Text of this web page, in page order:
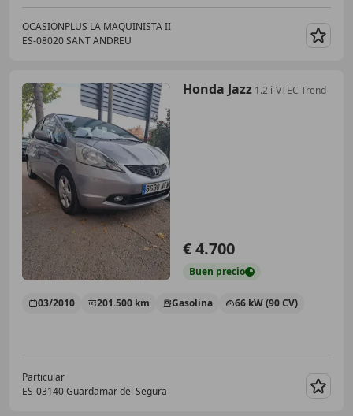
OCASIONPLUS LA MAQUINISTA II
ES-08020 SANT ANDREU
Honda Jazz 1.2 i-VTEC Trend
€ 4.700
Buen precio
03/2010 201.500 km Gasolina 66 kW (90 CV)
Particular
ES-03140 Guardamar del Segura